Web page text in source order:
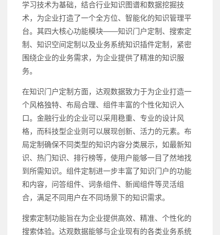
学习技术为基础，结合行业知识图谱和数据挖掘技
术，为企业打造了一个全方位、智能化的知识管理平
台。其四大核心功能模块——知识门户定制、搜索定
制、知识空间定制以及业务系统知识插件定制，紧密
围绕企业的业务需求，为企业提供了精准的知识服
务。
在知识门户定制方面，达观数据致力于为企业打造一
个风格独特、布局合理、组件丰富的个性化知识入
口。金融行业的企业可以采用稳重、专业的设计风
格，而科技型企业则可以展现创新、活力的元素。布
局定制确保不同类型的知识内容分类展示，如最新知
识、热门知识、排行榜等，使用户能够一目了然地找
到所需知识。组件定制进一步丰富了知识门户的功能
和内容，问答组件、词条组件、新闻组件等灵活组
合，满足不同用户在不同场景下的知识需求。
搜索定制功能旨在为企业提供高效、精准、个性化的
搜索体验。达观数据能够与企业现有的各类业务系统